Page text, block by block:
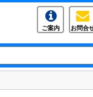
ご案内 お問合